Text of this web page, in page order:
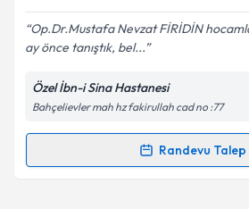
Kişisel verilerimin işlenmesine
Metni'ni okudum ve kişisel
kapsamda işlenmesini kabul
Op.Dr.Mustafa Nevzat FİRİDİN
ay önce tanıştık, bel...
Özel İbn-i Sina Hastanesi
Bahçelievler mah hz fakirullah cad no :77
Randevu Talep
Randevu Takvimi Talebi